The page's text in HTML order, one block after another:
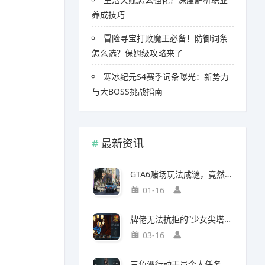
养成技巧
冒险寻宝打败魔王必备！防御词条
怎么选？保姆级攻略来了
寒冰纪元S4赛季词条曝光：新势力
与大BOSS挑战指南
最新资讯
GTA6赌场玩法成谜，竟然面临全球50国封禁风险
01-16
牌佬无法抗拒的“少女尖塔”竟然是个搜打撤？
03-16